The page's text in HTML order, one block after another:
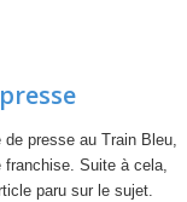
presse au Train Bleu,
franchise. Suite à cela,
paru sur le sujet.